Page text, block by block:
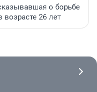
о борьбе
26 лет